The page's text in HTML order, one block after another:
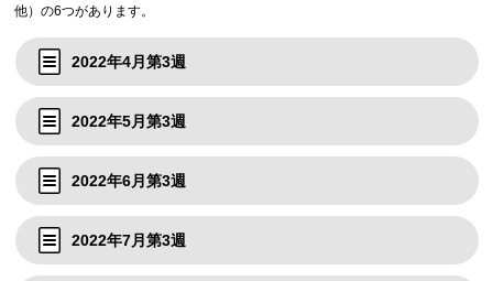
他）の6つがあります。
2022年4月第3週
2022年5月第3週
2022年6月第3週
2022年7月第3週